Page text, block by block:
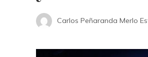
Carlos Peñaranda Merlo